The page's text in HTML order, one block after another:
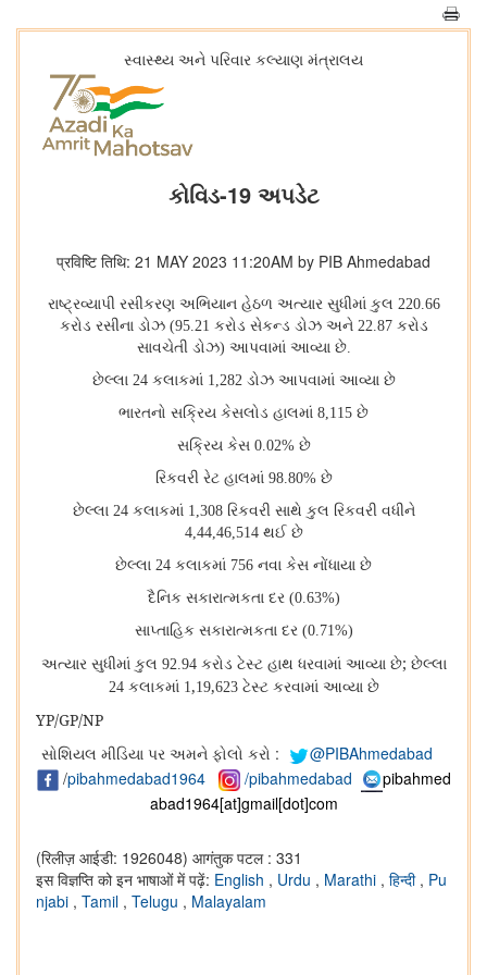
સ્વાસ્થ્ય અને પરિવાર કલ્યાણ મંત્રાલય
કોવિડ-19 અપડેટ
प्रविष्टि तिथि: 21 MAY 2023 11:20AM by PIB Ahmedabad
રાષ્ટ્રવ્યાપી રસીકરણ અભિયાન હેઠળ અત્યાર સુધીમાં કુલ 220.66
કરોડ રસીના ડોઝ (95.21 કરોડ સેકન્ડ ડોઝ અને 22.87 કરોડ
સાવચેતી ડોઝ) આપવામાં આવ્યા છે.
છેલ્લા 24 કલાકમાં 1,282 ડોઝ આપવામાં આવ્યા છે
ભારતનો સક્રિય કેસલોડ હાલમાં 8,115 છે
સક્રિય કેસ 0.02% છે
રિકવરી રેટ હાલમાં 98.80% છે
છેલ્લા 24 કલાકમાં 1,308 રિકવરી સાથે કુલ રિકવરી વધીને
4,44,46,514 થઈ છે
છેલ્લા 24 કલાકમાં 756 નવા કેસ નોંધાયા છે
દૈનિક સકારાત્મકતા દર (0.63%)
સાપ્તાહિક સકારાત્મકતા દર (0.71%)
અત્યાર સુધીમાં કુલ 92.94 કરોડ ટેસ્ટ હાથ ધરવામાં આવ્યા છે; છેલ્લા
24 કલાકમાં 1,19,623 ટેસ્ટ કરવામાં આવ્યા છે
YP/GP/NP
સોશિયલ મીડિયા પર અમને ફોલો કરો :
@PIBAhmedabad
/pibahmedabad1964 /pibahmedabad
pibahmed
abad1964[at]gmail[dot]com
(रिलीज़ आईडी: 1926048) आगंतुक पटल : 331
इस विज्ञप्ति को इन भाषाओं में पढ़ें: English , Urdu , Marathi , हिन्दी , Pu
njabi , Tamil , Telugu , Malayalam